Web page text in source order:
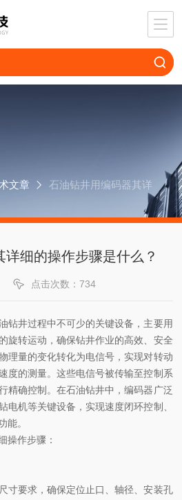
文章
石油钻井用编码器其详
细的操作步骤是什么？
点击次数：734
钻井过程中不可少的关键设备，主要用
旋转运动，确保钻井作业的高效、安全
理量的变化转化为电信号，实现对转动
度的测量。这些电信号被传输至控制系
精确控制。在石油钻井中，编码器广泛
电机等关键设备，实现速度闭环控制、
能。
操作步骤：
要求，确保定位止口、轴径、安装孔